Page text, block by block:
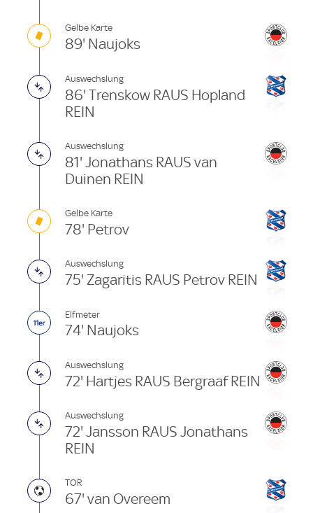
Gelbe Karte
89' Naujoks
Auswechslung
86' Trenskow RAUS Hopland
REIN
Auswechslung
81' Jonathans RAUS van
Duinen REIN
Gelbe Karte
78' Petrov
Auswechslung
75' Zagaritis RAUS Petrov REIN
Elfmeter
74' Naujoks
Auswechslung
72' Hartjes RAUS Bergraaf REIN
Auswechslung
72' Jansson RAUS Jonathans
REIN
TOR
67' van Overeem